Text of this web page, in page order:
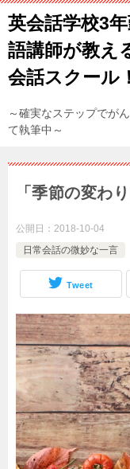
英会話学校3
語講師が教え
会話スクール！
～確実なステップでが
て執筆中～
「季節の変わ
公開日： 2018-10-04
日常会話の微妙な一言
Tweet